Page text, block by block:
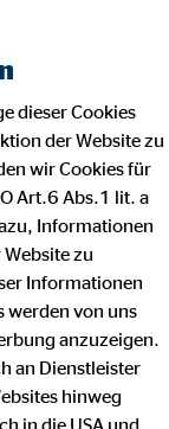
hast
AG
dieser Cookies
der Website zu
wir Cookies für
Art.6 Abs.1 lit. a
Informationen
zu
Informationen
werden von uns
anzuzeigen.
an Dienstleister
hinweg
in die USA und